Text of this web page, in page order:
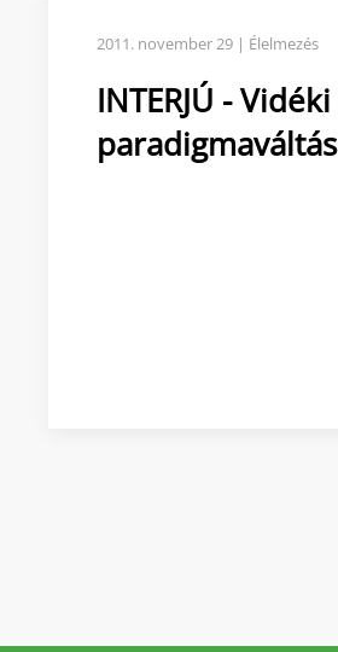
2011. november 29 | Élelmezés
INTERJÚ - Vidéki
paradigmaváltás